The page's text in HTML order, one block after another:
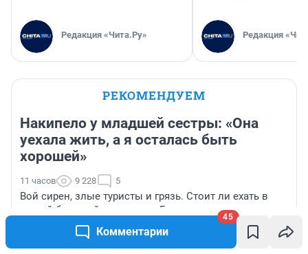
Комментарии
45
Редакция «Чита.Ру» Редакция
РЕКОМЕНДУЕМ
Накипело у младшей сестры: «Она
уехала жить, а я осталась быть
хорошей»
11 часов 9 228 5
Вой сирен, злые туристы и грязь. Стоит ли ехать в
самый большой аквапарк в Геленджике — мнение